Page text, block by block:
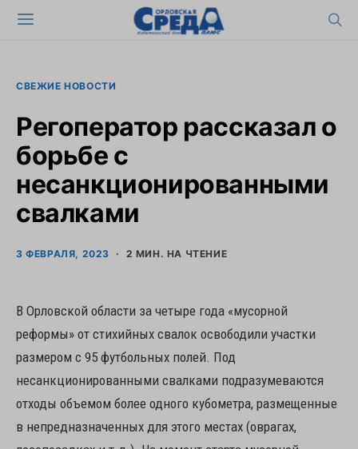
СВЕЖИЕ НОВОСТИ
Регоператор рассказал о
борьбе с
несанкционированными
свалками
3 ФЕВРАЛЯ, 2023 2 МИН. НА ЧТЕНИЕ
В Орловской области за четыре года «мусорной
реформы» от стихийных свалок освободили участки
размером с 95 футбольных полей. Под
несанкционированными свалками подразумеваются
отходы объемом более одного кубометра, размещенные
в непредназначенных для этого местах (оврагах,